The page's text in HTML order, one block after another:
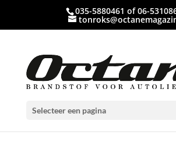
035-5880461 of 06-
Selecteer een pagina